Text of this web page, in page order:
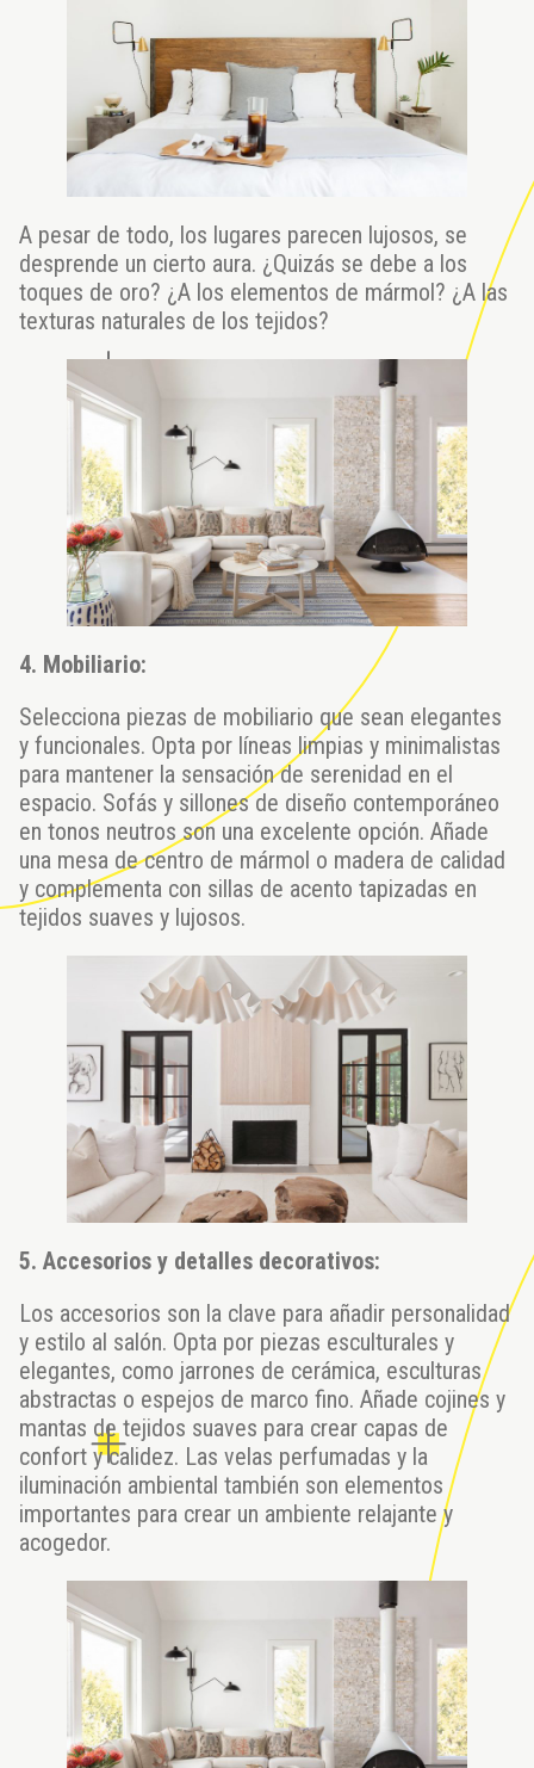
A pesar de todo, los lugares parecen lujosos, se
desprende un cierto aura. ¿Quizás se debe a los
toques de oro? ¿A los elementos de mármol? ¿A las
texturas naturales de los tejidos?
4. Mobiliario:
Selecciona piezas de mobiliario que sean elegantes
y funcionales. Opta por líneas limpias y minimalistas
para mantener la sensación de serenidad en el
espacio. Sofás y sillones de diseño contemporáneo
en tonos neutros son una excelente opción. Añade
una mesa de centro de mármol o madera de calidad
y complementa con sillas de acento tapizadas en
tejidos suaves y lujosos.
5. Accesorios y detalles decorativos:
Los accesorios son la clave para añadir personalidad
y estilo al salón. Opta por piezas esculturales y
elegantes, como jarrones de cerámica, esculturas
abstractas o espejos de marco fino. Añade cojines y
mantas de tejidos suaves para crear capas de
confort y calidez. Las velas perfumadas y la
iluminación ambiental también son elementos
importantes para crear un ambiente relajante y
acogedor.